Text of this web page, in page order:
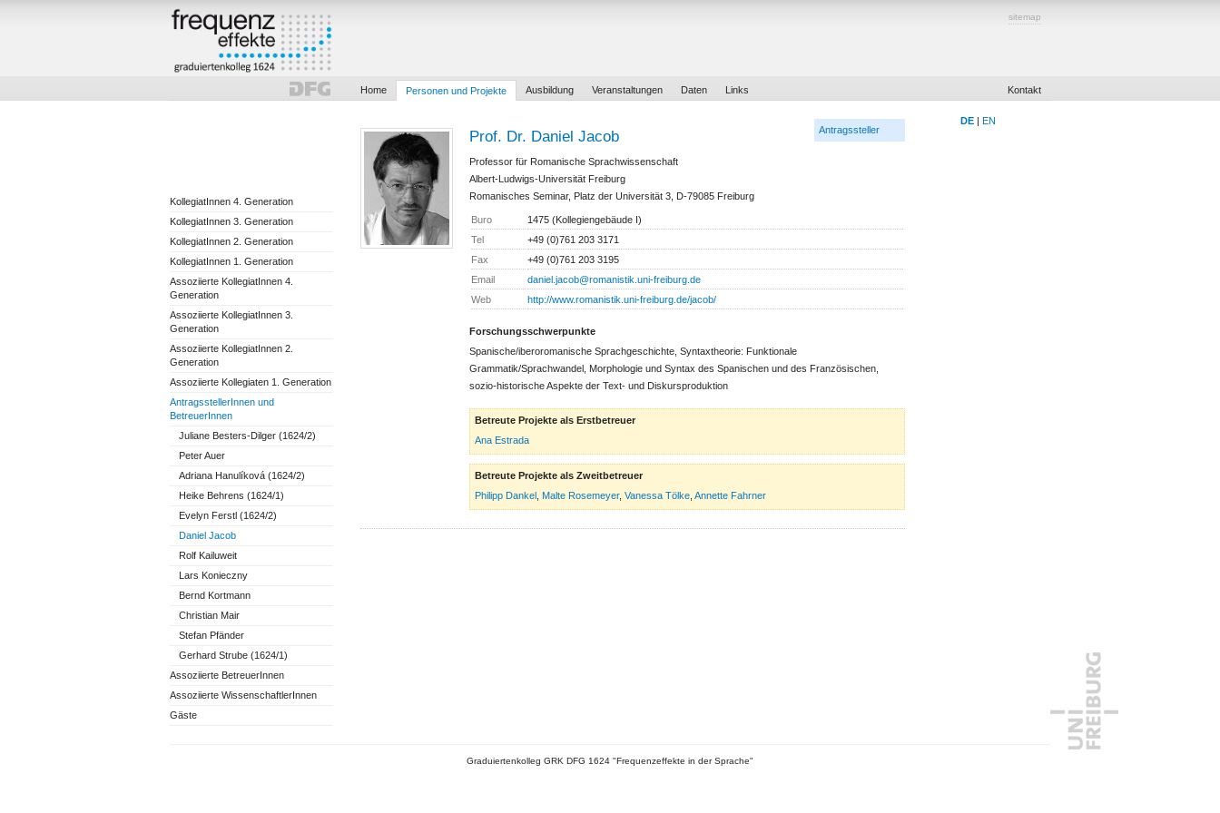
sitemap
Home Personen und Projekte Ausbildung Veranstaltungen Daten Links Kontakt
DE | EN
Prof. Dr. Daniel Jacob Antragssteller
Professor für Romanische Sprachwissenschaft
Albert-Ludwigs-Universität Freiburg
Romanisches Seminar, Platz der Universität 3, D-79085 Freiburg
Buro
1475 (Kollegiengebäude I)
Tel
+49 (0)761 203 3171
Fax
+49 (0)761 203 3195
Email
daniel.jacob@romanistik.uni-freiburg.de
Web
http://www.romanistik.uni-freiburg.de/jacob/
Forschungsschwerpunkte
Spanische/iberoromanische Sprachgeschichte, Syntaxtheorie: Funktionale
Grammatik/Sprachwandel, Morphologie und Syntax des Spanischen und des Französischen,
sozio-historische Aspekte der Text- und Diskursproduktion
Betreute Projekte als Erstbetreuer
Ana Estrada
Betreute Projekte als Zweitbetreuer
Philipp Dankel Malte Rosemeyer, Vanessa Tölke Annette Fahrner
KollegiatInnen 4. Generation
KollegiatInnen 3. Generation
KollegiatInnen 2. Generation
KollegiatInnen 1. Generation
Assoziierte KollegiatInnen 4.
Generation
Assoziierte KollegiatInnen 3.
Generation
Assoziierte KollegiatInnen 2.
Generation
Assoziierte Kollegiaten 1. Generation
AntragsstellerInnen und
BetreuerInnen
Juliane Besters-Dilger (1624/2)
Peter Auer
Adriana Hanulíková (1624/2)
Heike Behrens (1624/1)
Evelyn Ferstl (1624/2)
Daniel Jacob
Rolf Kailuweit
Lars Konieczny
Bernd Kortmann
Christian Mair
Stefan Pfänder
Gerhard Strube (1624/1)
Assoziierte BetreuerInnen
Assoziierte WissenschaftlerInnen
Gäste
Graduiertenkolleg GRK DFG 1624 "Frequenzeffekte in der Sprache"